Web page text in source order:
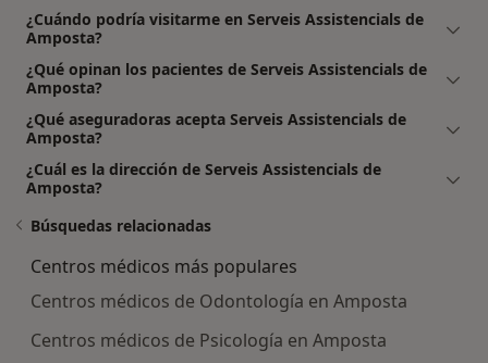
¿Cuándo podría visitarme en Serveis Assistencials de
Amposta?
¿Qué opinan los pacientes de Serveis Assistencials de
Amposta?
¿Qué aseguradoras acepta Serveis Assistencials de
Amposta?
¿Cuál es la dirección de Serveis Assistencials de
Amposta?
Búsquedas relacionadas
Centros médicos más populares
Centros médicos de Odontología en Amposta
Centros médicos de Psicología en Amposta